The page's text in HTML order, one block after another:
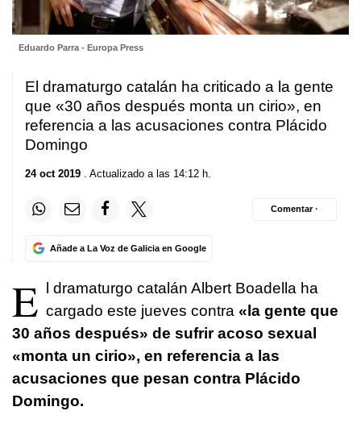
Eduardo Parra - Europa Press
El dramaturgo catalán ha criticado a la gente
que «30 años después monta un cirio», en
referencia a las acusaciones contra Plácido
Domingo
24 oct 2019 . Actualizado a las 14:12 h.
Añade a La Voz de Galicia en Google
Comentar ·
E l dramaturgo catalán Albert Boadella ha
cargado este jueves contra «la gente que
30 años después» de sufrir acoso sexual
«monta un cirio», en referencia a las
acusaciones que pesan contra Plácido
Domingo.